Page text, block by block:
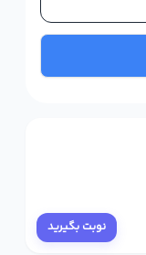
نوبت بگیرید